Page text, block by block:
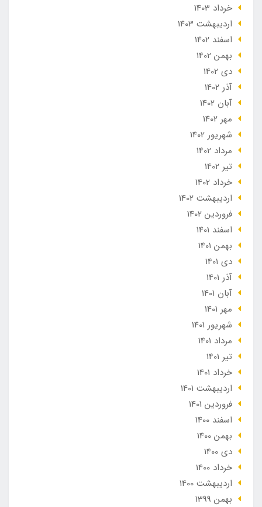
خرداد 1403
ارديبهشت 1403
اسفند 1402
بهمن 1402
دی 1402
آذر 1402
آبان 1402
مهر 1402
شهریور 1402
مرداد 1402
تير 1402
خرداد 1402
ارديبهشت 1402
فروردین 1402
اسفند 1401
بهمن 1401
دی 1401
آذر 1401
آبان 1401
مهر 1401
شهریور 1401
مرداد 1401
تير 1401
خرداد 1401
ارديبهشت 1401
فروردین 1401
اسفند 1400
بهمن 1400
دی 1400
خرداد 1400
ارديبهشت 1400
بهمن 1399